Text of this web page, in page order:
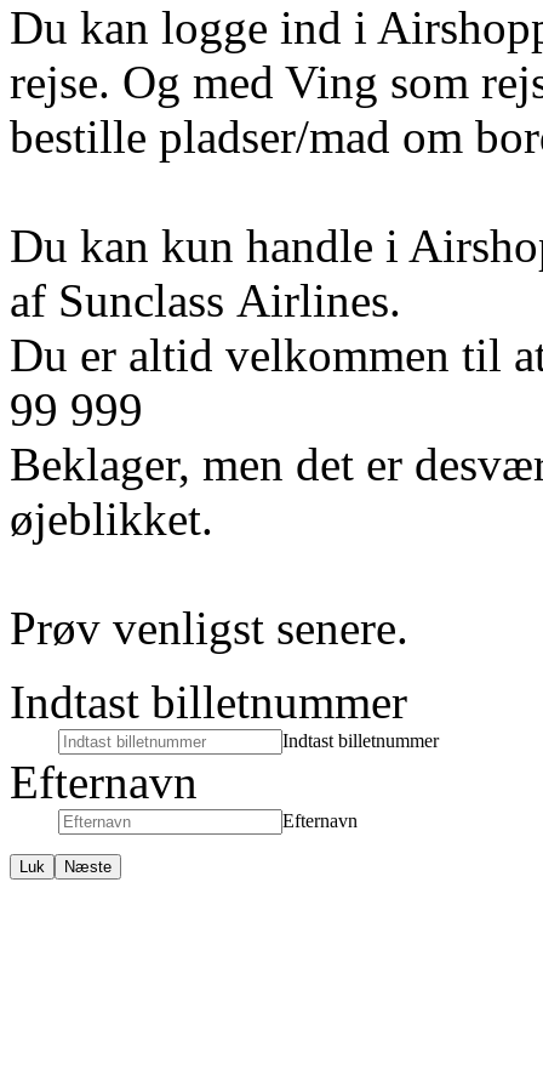
Du kan logge ind i
rejse. Og med Ving som
bestille pladser/mad om
Du kan kun handle i
af Sunclass Airlines.
Du er altid velkommen til
99 999
Beklager, men det er
øjeblikket.
Prøv venligst senere.
Indtast billetnummer
Indtast billetnummer
Efternavn
Efternavn
Luk Næste